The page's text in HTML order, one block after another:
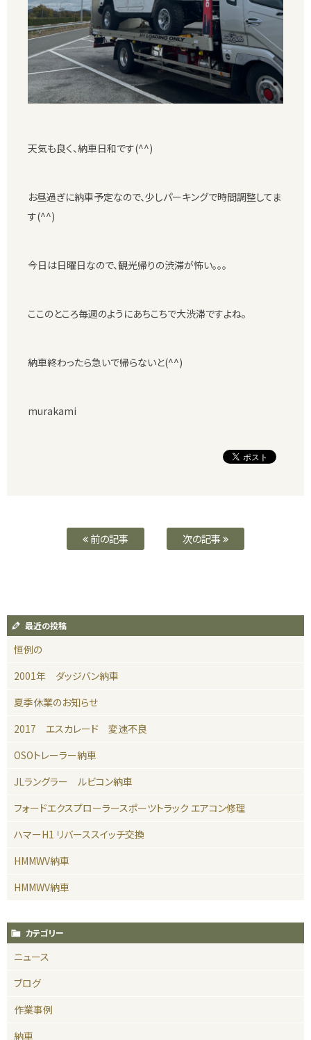
天気も良く、納車日和です(^^)
お昼過ぎに納車予定なので、少しパーキングで時間調整してま
す(^^)
今日は日曜日なので、観光帰りの渋滞が怖い。。。
ここのところ毎週のようにあちこちで大渋滞ですよね。
納車終わったら急いで帰らないと(^^)
murakami
前の記事 次の記事
最近の投稿
恒例の
2001年 ダッジバン納車
夏季休業のお知らせ
2017 エスカレード 変速不良
OSOトレーラー納車
JLラングラー ルビコン納車
フォードエクスプローラースポーツトラック エアコン修理
ハマーH1 リバーススイッチ交換
HMMWV納車
HMMWV納車
カテゴリー
ニュース
ブログ
作業事例
納車